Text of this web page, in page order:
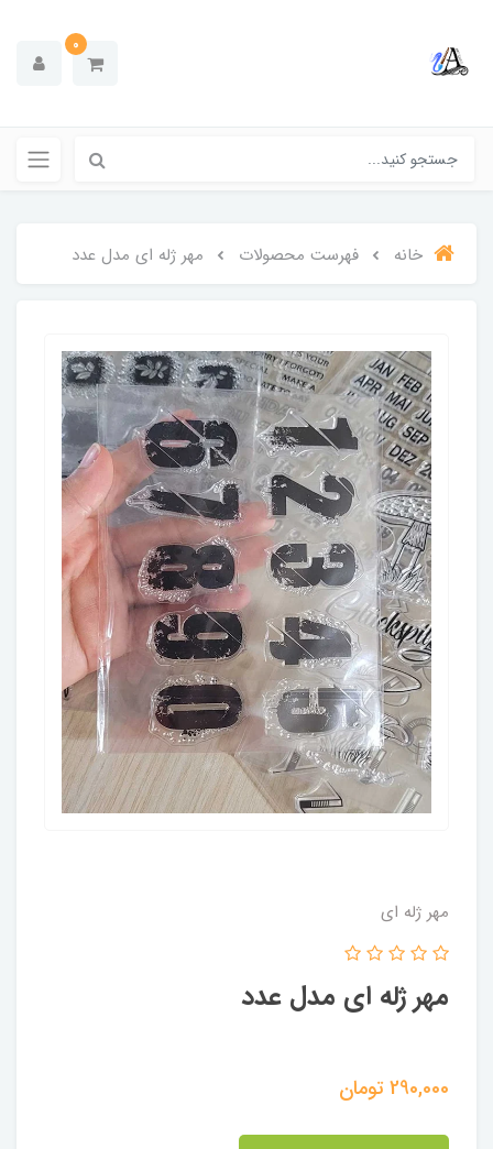
0
خانه فهرست محصولات مهر ژله ای مدل عدد
مهر ژله ای
مهر ژله ای مدل عدد
290,000تومان